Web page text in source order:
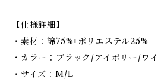
【仕様詳細】
・素材：綿75%+ポリエステル25%
・カラー：ブラック/アイボリー/ワ
・サイズ：M/L